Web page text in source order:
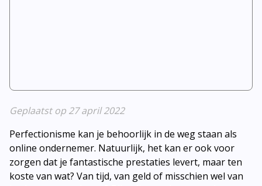
Geplaatst op 27 april 2022
Perfectionisme kan je behoorlijk in de weg staan als
online ondernemer. Natuurlijk, het kan er ook voor
zorgen dat je fantastische prestaties levert, maar ten
koste van wat? Van tijd, van geld of misschien wel van